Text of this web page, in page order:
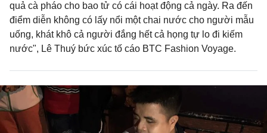
quả cà pháo cho bao tử có cái hoạt động cả ngày. Ra đến
điểm diễn không có lấy nổi một chai nước cho người mẫu
uống, khát khô cả người đắng hết cả họng tự lo đi kiếm
nước", Lê Thuý bức xúc tố cáo BTC Fashion Voyage.